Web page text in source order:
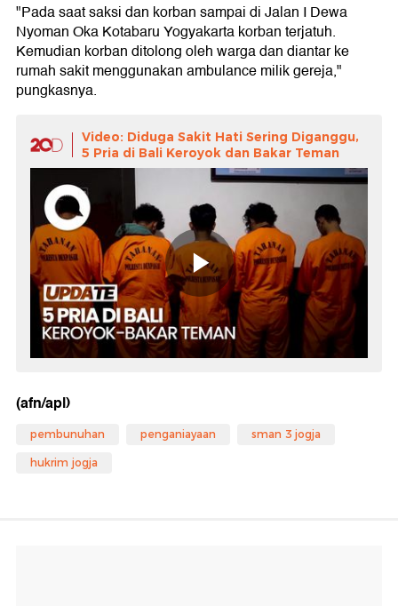
"Pada saat saksi dan korban sampai di Jalan I Dewa
Nyoman Oka Kotabaru Yogyakarta korban terjatuh.
Kemudian korban ditolong oleh warga dan diantar ke
rumah sakit menggunakan ambulance milik gereja,"
pungkasnya.
Video: Diduga Sakit Hati Sering Diganggu,
5 Pria di Bali Keroyok dan Bakar Teman
(afn/apl)
pembunuhan penganiayaan sman 3 jogja
hukrim jogja